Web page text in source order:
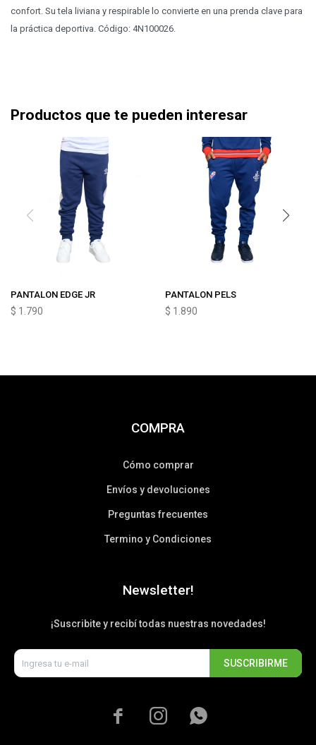
confort. Su tela liviana y respirable lo convierte en una prenda clave para
la práctica deportiva. Código: 4N100026.
Productos que te pueden interesar
PANTALON EDGE JR
$ 1.790
PANTALON PELS
$ 1.890
COMPRA
Cómo comprar
Envíos y devoluciones
Preguntas frecuentes
Termino y Condiciones
Newsletter!
¡Suscribite y recibí todas nuestras novedades!
SUSCRIBIRME
  